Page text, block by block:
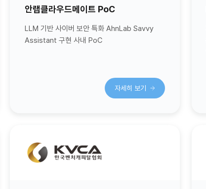
안랩클라우드메이트 PoC
LLM 기반 사이버 보안 특화 AhnLab Savvy
Assistant 구현 사내 PoC
자세히 보기